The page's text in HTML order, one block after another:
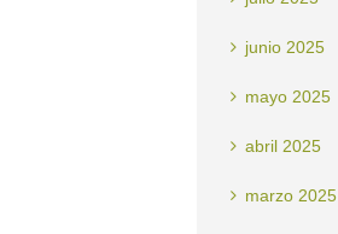
junio 2025
mayo 2025
abril 2025
marzo 2025